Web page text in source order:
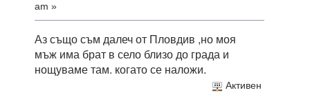
am »
Аз също съм далеч от Пловдив ,но моя
мъж има брат в село близо до града и
нощуваме там. когато се наложи.
Активен